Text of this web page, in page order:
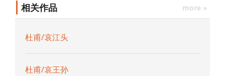
相关作品 more »
杜甫/哀江头
杜甫/哀王孙